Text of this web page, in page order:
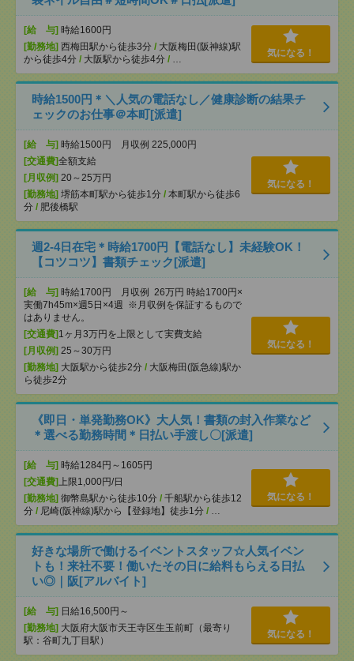
[給 与] 時給1600円
[勤務地] 西梅田駅から徒歩3分 / 大阪梅田(阪神線)駅
から徒歩4分 / 大阪駅から徒歩4分 / …
気になる！
時給1500円＊＼人気の電話なし／健康診断の結果チ
ェックのお仕事＠本町[派遣]
[給 与] 時給1500円 月収例 225,000円
[交通費]全額支給
[月収例] 20～25万円
[勤務地] 堺筋本町駅から徒歩1分 / 本町駅から徒歩6
分 / 肥後橋駅
気になる！
週2-4日在宅＊時給1700円【電話なし】未経験OK！
【コツコツ】書類チェック[派遣]
[給 与] 時給1700円 月収例 26万円 時給1700円×
実働7h45m×週5日×4週 ※月収例を保証するもので
はありません。
[交通費] 1ヶ月3万円を上限として実費支給
[月収例] 25～30万円
[勤務地] 大阪駅から徒歩2分 / 大阪梅田(阪急線)駅か
ら徒歩2分
気になる！
《即日・単発勤務OK》大人気！書類の封入作業など
＊選べる勤務時間＊日払い手渡し〇[派遣]
[給 与] 時給1284円～1605円
[交通費] 上限1,000円/日
[勤務地] 御幣島駅から徒歩10分 / 千船駅から徒歩12
分 / 尼崎(阪神線)駅から【登録地】徒歩1分 / …
気になる！
好きな場所で働けるイベントスタッフ☆人気イベン
トも！来社不要！働いたその日に給料もらえる日払
い◎｜阪[アルバイト]
[給 与] 日給16,500円～
[勤務地] 大阪府大阪市天王寺区生玉前町（最寄り
駅：谷町九丁目駅）
気になる！